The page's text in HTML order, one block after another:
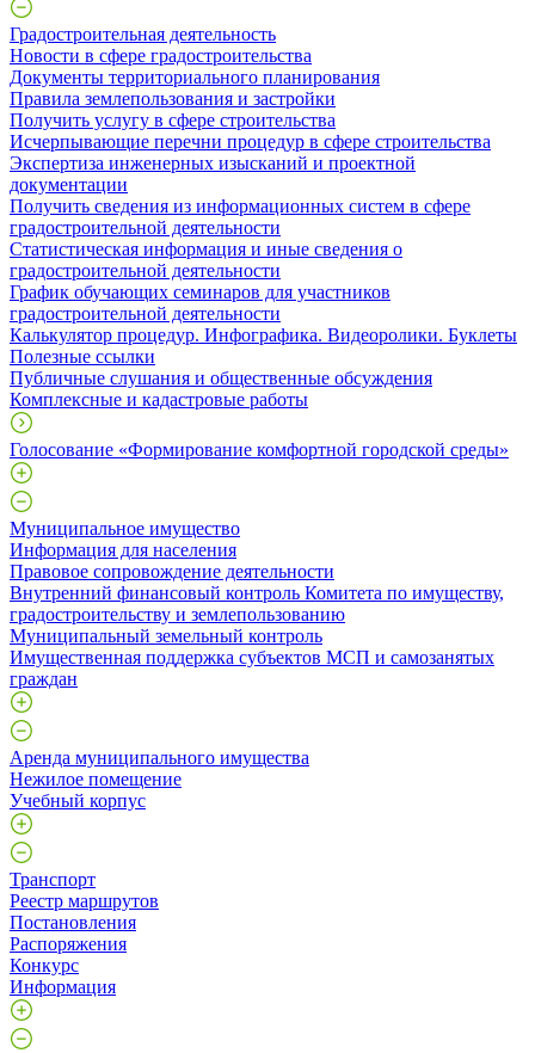
Градостроительная деятельность
Новости в сфере градостроительства
Документы территориального планирования
Правила землепользования и застройки
Получить услугу в сфере строительства
Исчерпывающие перечни процедур в сфере строительства
Экспертиза инженерных изысканий и проектной
документации
Получить сведения из информационных систем в сфере
градостроительной деятельности
Статистическая информация и иные сведения о
градостроительной деятельности
График обучающих семинаров для участников
градостроительной деятельности
Калькулятор процедур. Инфографика. Видеоролики. Буклеты
Полезные ссылки
Публичные слушания и общественные обсуждения
Комплексные и кадастровые работы
Голосование «Формирование комфортной городской среды»
Муниципальное имущество
Информация для населения
Правовое сопровождение деятельности
Внутренний финансовый контроль Комитета по имуществу,
градостроительству и землепользованию
Муниципальный земельный контроль
Имущественная поддержка субъектов МСП и самозанятых
граждан
Аренда муниципального имущества
Нежилое помещение
Учебный корпус
Транспорт
Реестр маршрутов
Постановления
Распоряжения
Конкурс
Информация